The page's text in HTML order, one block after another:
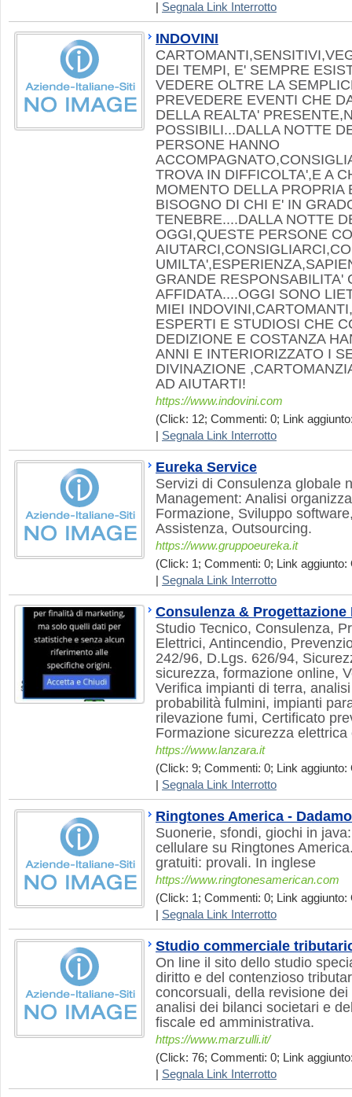
Segnala Link Interrotto
INDOVINI
DEI TEMPI, E' SEMPRE
VEDERE OLTRE LA
PREVEDERE EVENTI CHE
DELLA REALTA'
POSSIBILI...DALLA NOTTE
PERSONE HANNO
TROVA IN DIFFICOLTA',E A
MOMENTO DELLA PROPRIA
BISOGNO DI CHI E' IN
TENEBRE....DALLA NOTTE
OGGI,QUESTE PERSONE
GRANDE RESPONSABILITA'
AFFIDATA....OGGI SONO
MIEI
ESPERTI E STUDIOSI CHE
DEDIZIONE E COSTANZA
ANNI E INTERIORIZZATO I
DIVINAZIONE
AD AIUTARTI!
https://www.indovini.com
(Click: 12; Commenti: 0; Link
Segnala Link Interrotto
Eureka Service
Servizi di Consulenza globale
Management: Analisi
Formazione, Sviluppo
Assistenza, Outsourcing.
https://www.gruppoeureka.it
(Click: 1; Commenti: 0; Link aggiunto:
Segnala Link Interrotto
Consulenza & Progettazione
Studio Tecnico, Consulenza,
Elettrici, Antincendio,
242/96, D.Lgs. 626/94,
sicurezza, formazione online,
Verifica impianti di terra,
probabilità fulmini, impianti
rilevazione fumi, Certificato
Formazione sicurezza elettrica
https://www.lanzara.it
(Click: 9; Commenti: 0; Link aggiunto:
Segnala Link Interrotto
Ringtones America -
Suonerie, sfondi, giochi in
cellulare su Ringtones
gratuiti: provali. In inglese
https://www.ringtonesamerican.com
(Click: 1; Commenti: 0; Link aggiunto:
Segnala Link Interrotto
Studio commerciale
On line il sito dello studio
diritto e del contenzioso
concorsuali, della revisione
analisi dei bilanci societari e
fiscale ed amministrativa.
https://www.marzulli.it/
(Click: 76; Commenti: 0; Link
Segnala Link Interrotto